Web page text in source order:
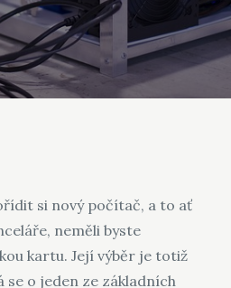
si nový počítač, a to ať
neměli byste
kartu. Její výběr je totiž
se o jeden ze základních